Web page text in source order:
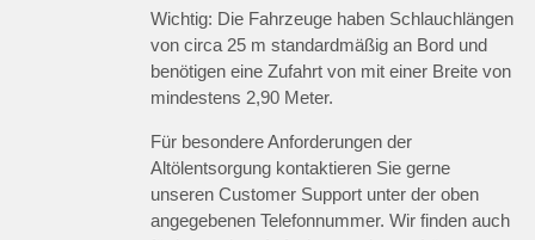
Wichtig: Die Fahrzeuge haben Schlauchlängen
von circa 25 m standardmäßig an Bord und
benötigen eine Zufahrt von mit einer Breite von
mindestens 2,90 Meter.
Für besondere Anforderungen der
Altölentsorgung kontaktieren Sie gerne
unseren Customer Support unter der oben
angegebenen Telefonnummer. Wir finden auch